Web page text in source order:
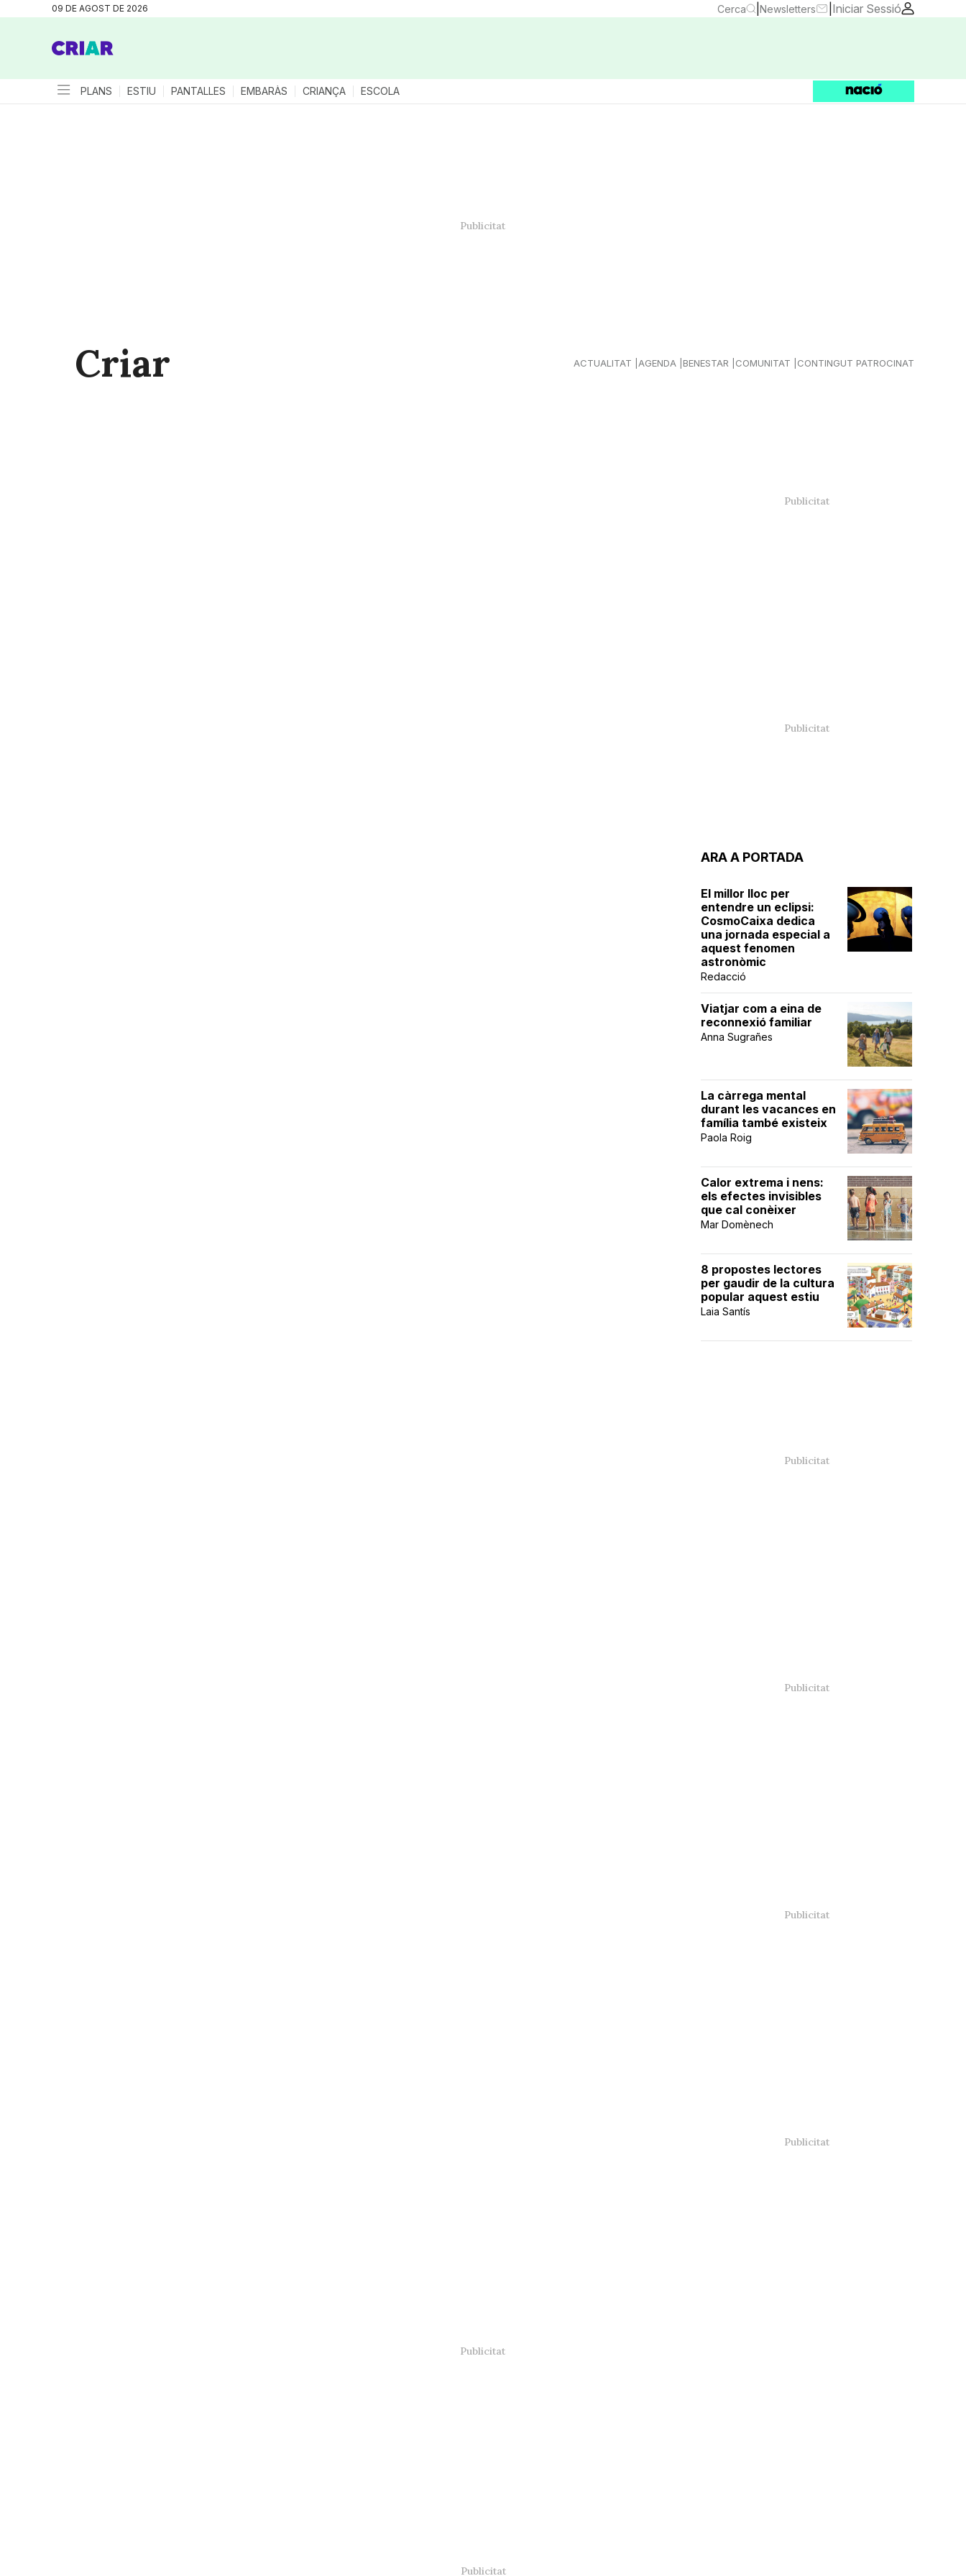
09 DE AGOST DE 2026 Cerca Newsletters Iniciar Sessió
PLANS ESTIU PANTALLES EMBARÀS CRIANÇA ESCOLA
Criar ACTUALITAT AGENDA BENESTAR COMUNITAT CONTINGUT PATROCINAT
ARA A PORTADA
El millor lloc per
entendre un eclipsi:
CosmoCaixa dedica
una jornada especial a
aquest fenomen
astronòmic
Redacció
Viatjar com a eina de
reconnexió familiar
Anna Sugrañes
La càrrega mental
durant les vacances en
família també existeix
Paola Roig
Calor extrema i nens:
els efectes invisibles
que cal conèixer
Mar Domènech
8 propostes lectores
per gaudir de la cultura
popular aquest estiu
Laia Santís